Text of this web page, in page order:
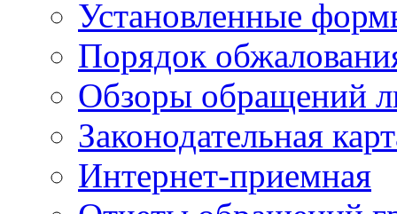
Установленные
Порядок
Обзоры обращений
Законодательная
Интернет-приемная